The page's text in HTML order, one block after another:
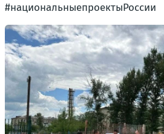
#национальныепроектыРоссии